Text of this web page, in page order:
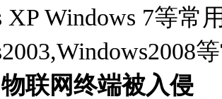
XP Windows 7等常
联网终端被入侵